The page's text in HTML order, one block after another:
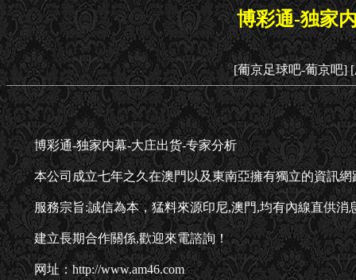
博彩通-独家
[葡京足球吧-葡京吧] [
博彩通-独家内幕-大庄出货-专家分析
本公司成立七年之久在澳門以及東南亞擁有獨立的資訊
服務宗旨:誠信為本，猛料來源印尼,澳門,均有內線直供消
建立長期合作關係,歡迎來電諮詢！
网址：http://www.am46.com